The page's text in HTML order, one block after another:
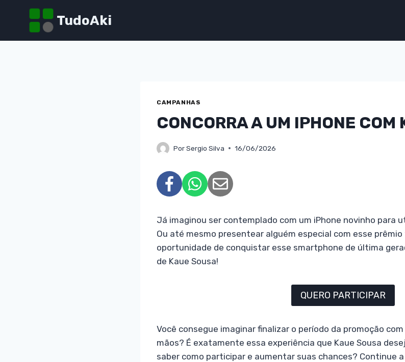
TudoAki
CAMPANHAS
CONCORRA A UM IPHONE COM
PorSergio Silva 16/06/2026
Já imaginou ser contemplado com um iPhone novinho para
Ou até mesmo presentear alguém especial com esse
oportunidade de conquistar esse smartphone de última
de Kaue Sousa!
QUERO PARTICIPAR
Você consegue imaginar finalizar o período da promoção
mãos? É exatamente essa experiência que Kaue Sousa
saber como participar e aumentar suas chances? Continue